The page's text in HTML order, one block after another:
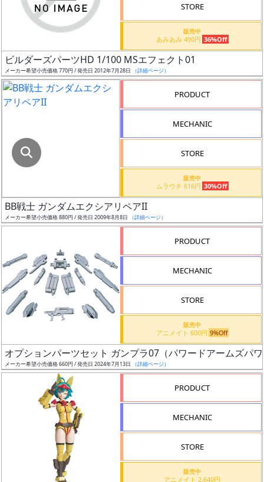
最
安
値
の
ク
ス
ア
ト
イ
ラ
ト
ー
タ
ー
STORE
販売中
あみあみ 490円 36%Off
ビルダーズパーツHD 1/100 MSエフェクト01
メーカー希望小売価格 770円 / 発売日 2012年7月28日 （詳細ページ）
PRODUCT
MECHANIC
STORE
販売中
ムラウチ 616円 30%Off
BB戦士 ガンダムエクシアリペアII
メーカー希望小売価格 880円 / 発売日 2009年8月8日 （詳細ページ）
PRODUCT
MECHANIC
STORE
販売中
アニメイト 600円 9%Off
オプションパーツセット ガンプラ07（パワードアームズパ
メーカー希望小売価格 660円 / 発売日 2024年7月13日 （詳細ページ）
PRODUCT
MECHANIC
STORE
販売中
アニメイト 2,640円